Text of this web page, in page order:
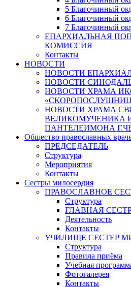
5 Благочинный
6 Благочинный
7 Благочинный
ЕПАРХИАЛЬНАЯ
КОМИССИЯ
Контакты
НОВОСТИ
НОВОСТИ
НОВОСТИ
НОВОСТИ ХРАМА
НОВОСТИ ХРАМА
ВЕЛИКОМУЧЕНИКА
ПАНТЕЛЕИМОНА
Общество православных
ПРЕДСЕДАТЕЛЬ
Структура
Мероприятия
Контакты
Сестры милосердия
ПРАВОСЛАВНОЕ
Структура
ГЛАВНАЯ
Деятельность
Контакты
УЧИЛИЩЕ СЕСТЕР
Структура
Правила приёма
Учебная
Фотогалерея
Контакты